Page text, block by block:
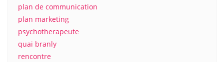
plan de communication
plan marketing
psychotherapeute
quai branly
rencontre